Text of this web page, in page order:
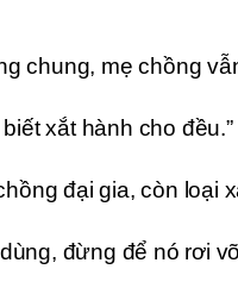
chung, mẹ chồng
xắt hành cho đều.”
đại gia, còn loại
đừng để nó rơi